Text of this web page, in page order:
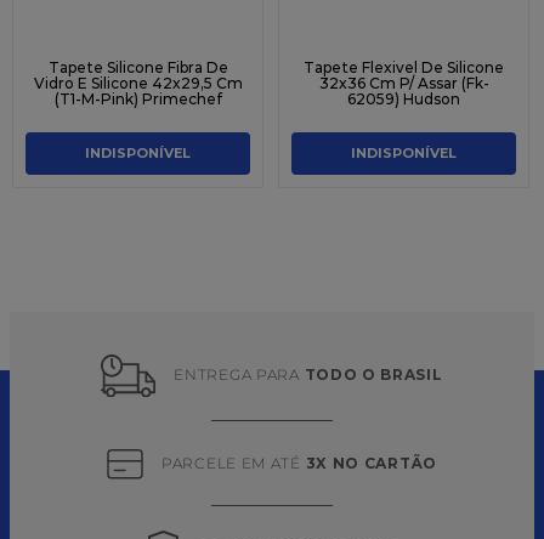
Tapete Silicone Fibra De
Vidro E Silicone 42x29,5 Cm
(T1-M-Pink) Primechef
INDISPONÍVEL
Tapete Flexivel De Silicone
32x36 Cm P/ Assar (Fk-
62059) Hudson
INDISPONÍVEL
ENTREGA PARA TODO O BRASIL
PARCELE EM ATÉ 3X NO CARTÃO